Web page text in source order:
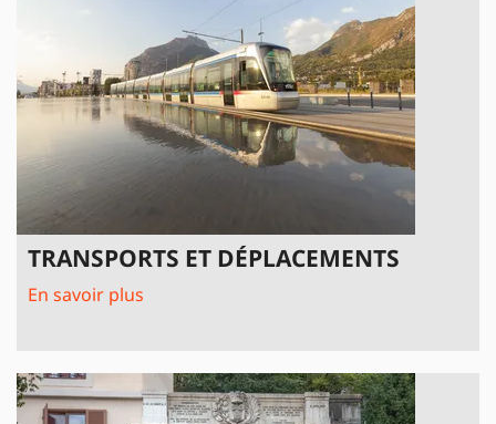
TRANSPORTS ET DÉPLACEMENTS
En savoir plus